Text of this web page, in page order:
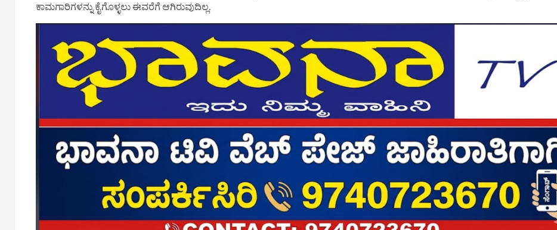
ಕಾಮಗಾರಿಗಳನ್ನು ಕೈಗೊಳ್ಳಲು ಈವರೆಗೆ ಆಗಿರುವುದಿಲ್ಲ.